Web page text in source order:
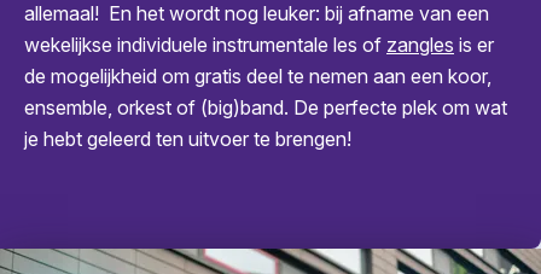
allemaal! En het wordt nog leuker: bij afname van een
wekelijkse individuele instrumentale les of zangles is er
de mogelijkheid om gratis deel te nemen aan een koor,
ensemble, orkest of (big)band. De perfecte plek om wat
je hebt geleerd ten uitvoer te brengen!